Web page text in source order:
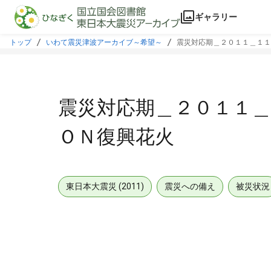
本文に飛ぶ
ギャラリー
トップ いわて震災津波アーカイブ～希望～ 震災対応期＿２０１１＿１
震災対応期＿２０１１
ＯＮ復興花火
東日本大震災 (2011) 震災への備え 被災状況